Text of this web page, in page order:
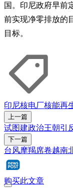
国。印尼政府早前
前实现净零排放的
目标。
印尼核电厂核能再
上一篇
试图建政治王朝引
下一篇
台风摩羯席卷越南
购买此文章